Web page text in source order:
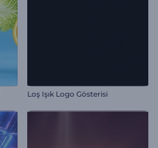
Loş Işık Logo Gösterisi